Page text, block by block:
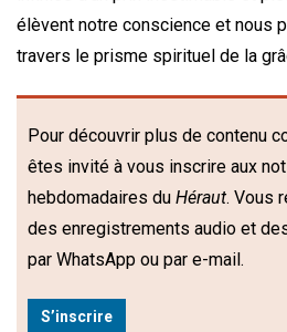
élèvent notre conscience et nous
travers le prisme spirituel de la
Pour découvrir plus de contenu
êtes invité à vous inscrire aux
hebdomadaires du Héraut. Vous
des enregistrements audio et
par WhatsApp ou par e-mail.
S’inscrire